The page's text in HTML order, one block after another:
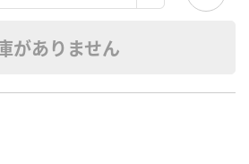
がありません